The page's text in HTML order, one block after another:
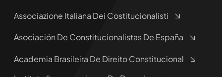
Associazione Italiana Dei Costitucionalisti
Asociación De Constitucionalistas De España
Academia Brasileira De Direito Constitucional